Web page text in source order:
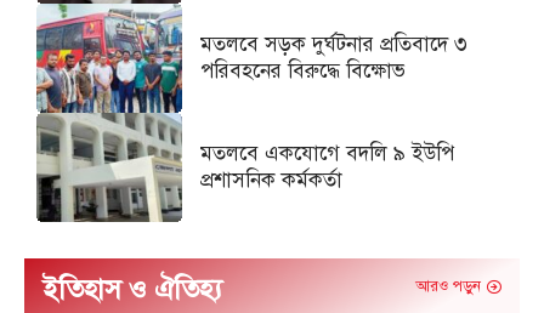
মতলবে সড়ক দুর্ঘটনার প্রতিবাদে ৩
পরিবহনের বিরুদ্ধে বিক্ষোভ
মতলবে একযোগে বদলি ৯ ইউপি
প্রশাসনিক কর্মকর্তা
ইতিহাস ও ঐতিহ্য আরও পড়ুন